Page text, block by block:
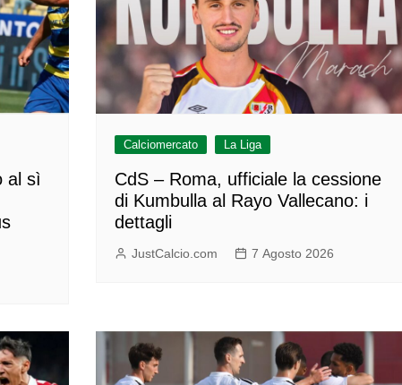
al sì
Calciomercato La Liga
CdS – Roma, ufficiale la cessione
di Kumbulla al Rayo Vallecano: i
dettagli
JustCalcio.com 7 Agosto 2026